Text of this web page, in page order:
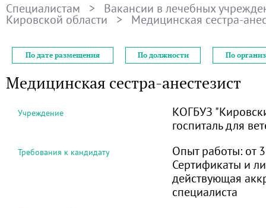
Специалистам > Вакансии в лечебных
Кировской области > Медицинская сестра-
По дате размещения По должности По
Медицинская сестра-анестезист
Учреждение
КОГБУЗ
госпиталь для
Требования к кандидату Опыт работы: от
Сертификаты и
действующая
специалиста